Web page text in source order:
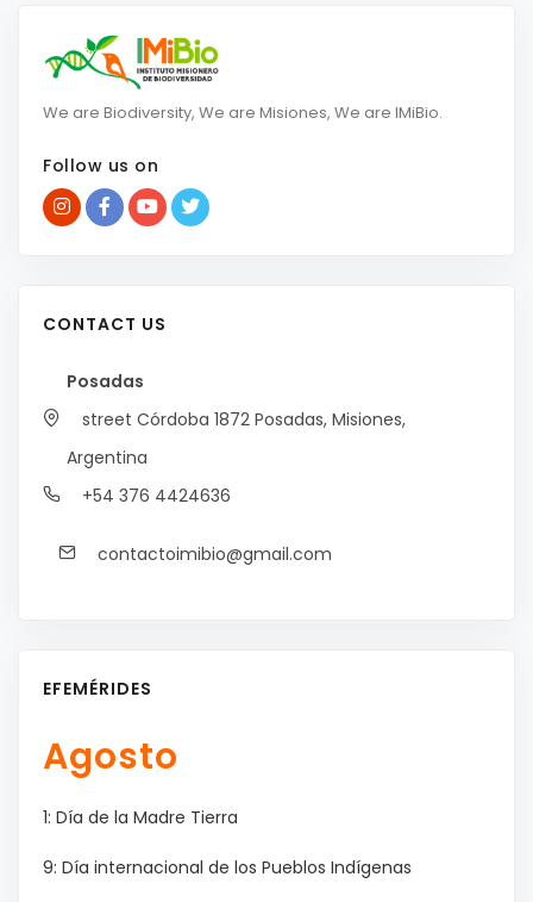
We are Biodiversity, We are Misiones, We are IMiBio.
Follow us on
CONTACT US
Posadas
street Córdoba 1872 Posadas, Misiones,
Argentina
+54 376 4424636
contactoimibio@gmail.com
EFEMÉRIDES
Agosto
1: Día de la Madre Tierra
9: Día internacional de los Pueblos Indígenas